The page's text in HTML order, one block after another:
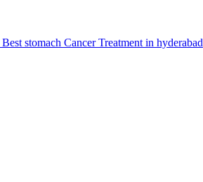
stomach Cancer Treatment in hyderabad